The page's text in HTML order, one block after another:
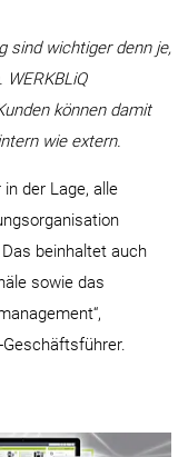
sind wichtiger denn je,
können damit
wie extern.
der Lage, alle
beinhaltet auch
sowie das
Geschäftsführer.